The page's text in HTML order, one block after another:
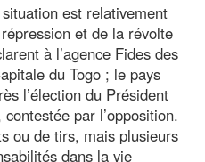
est relativement
et de la révolte
à l’agence Fides des
du Togo ; le pays
l’élection du Président
par l’opposition.
ou de tirs, mais plusieurs
dans la vie